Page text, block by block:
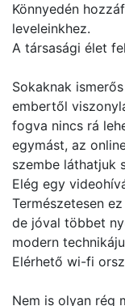
Könnyedén
leveleinkhez.
A társasági élet
Sokaknak
embertől
fogva nincs rá
egymást, az
szembe láthatjuk
Elég egy
Természetesen
de jóval többet
modern
Elérhető wi-fi
Nem is olyan rég